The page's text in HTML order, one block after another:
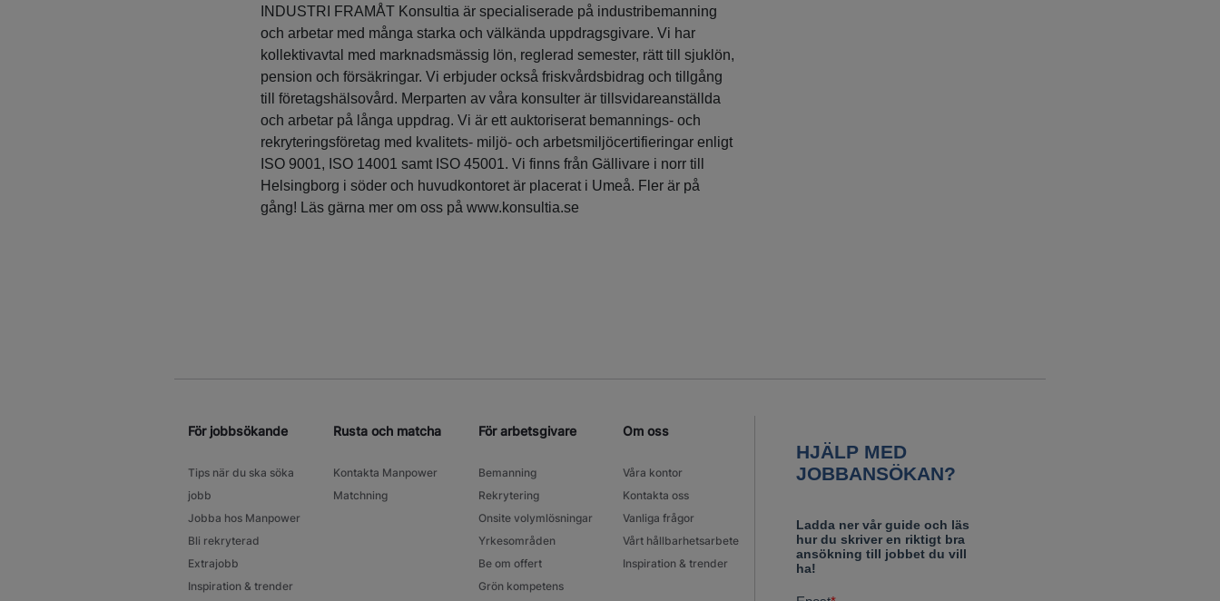
INDUSTRI FRAMÅT Konsultia är specialiserade på industribemanning
och arbetar med många starka och välkända uppdragsgivare. Vi har
kollektivavtal med marknadsmässig lön, reglerad semester, rätt till sjuklön,
pension och försäkringar. Vi erbjuder också friskvårdsbidrag och tillgång
till företagshälsovård. Merparten av våra konsulter är tillsvidareanställda
och arbetar på långa uppdrag. Vi är ett auktoriserat bemannings- och
rekryteringsföretag med kvalitets- miljö- och arbetsmiljöcertifieringar enligt
ISO 9001, ISO 14001 samt ISO 45001. Vi finns från Gällivare i norr till
Helsingborg i söder och huvudkontoret är placerat i Umeå. Fler är på
gång! Läs gärna mer om oss på www.konsultia.se
För jobbsökande
Tips när du ska söka
jobb
Jobba hos Manpower
Bli rekryterad
Extrajobb
Inspiration & trender
Rusta och matcha
Kontakta Manpower
Matchning
För arbetsgivare
Bemanning
Rekrytering
Onsite volymlösningar
Yrkesområden
Be om offert
Grön kompetens
Om oss
Våra kontor
Kontakta oss
Vanliga frågor
Vårt hållbarhetsarbete
Inspiration & trender